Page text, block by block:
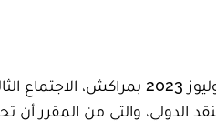
ترأس رئيس الحكومة عزيز أخنوش، اليوم الإثنين
الدولي، والتي من المقرر